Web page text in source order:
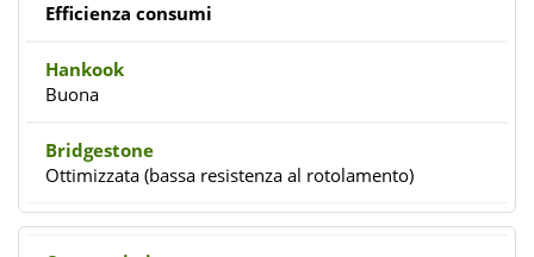
Efficienza consumi
Buona
Ottimizzata (bassa resistenza al rotolamento)